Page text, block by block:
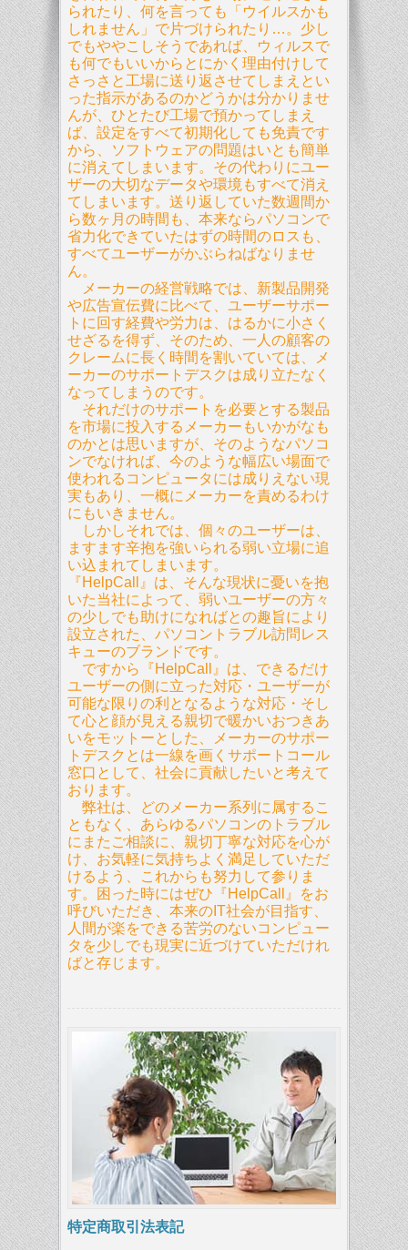
られたり、何を言っても「ウイルスかも
しれません」で片づけられたり…。少し
でもややこしそうであれば、ウィルスで
も何でもいいからとにかく理由付けして
さっさと工場に送り返させてしまえとい
った指示があるのかどうかは分かりませ
んが、ひとたび工場で預かってしまえ
ば、設定をすべて初期化しても免責です
から、ソフトウェアの問題はいとも簡単
に消えてしまいます。その代わりにユー
ザーの大切なデータや環境もすべて消え
てしまいます。送り返していた数週間か
ら数ヶ月の時間も、本来ならパソコンで
省力化できていたはずの時間のロスも、
すべてユーザーがかぶらねばなりませ
ん。
メーカーの経営戦略では、新製品開発
や広告宣伝費に比べて、ユーザーサポー
トに回す経費や労力は、はるかに小さく
せざるを得ず、そのため、一人の顧客の
クレームに長く時間を割いていては、メ
ーカーのサポートデスクは成り立たなく
なってしまうのです。
それだけのサポートを必要とする製品
を市場に投入するメーカーもいかがなも
のかとは思いますが、そのようなパソコ
ンでなければ、今のような幅広い場面で
使われるコンピュータには成りえない現
実もあり、一概にメーカーを責めるわけ
にもいきません。
しかしそれでは、個々のユーザーは、
ますます辛抱を強いられる弱い立場に追
い込まれてしまいます。
『HelpCall』は、そんな現状に憂いを抱
いた当社によって、弱いユーザーの方々
の少しでも助けになればとの趣旨により
設立された、パソコントラブル訪問レス
キューのブランドです。
ですから『HelpCall』は、できるだけ
ユーザーの側に立った対応・ユーザーが
可能な限りの利となるような対応・そし
て心と顔が見える親切で暖かいおつきあ
いをモットーとした、メーカーのサポー
トデスクとは一線を画くサポートコール
窓口として、社会に貢献したいと考えて
おります。
弊社は、どのメーカー系列に属するこ
ともなく、あらゆるパソコンのトラブル
にまたご相談に、親切丁寧な対応を心が
け、お気軽に気持ちよく満足していただ
けるよう、これからも努力して参りま
す。困った時にはぜひ『HelpCall』をお
呼びいただき、本来のIT社会が目指す、
人間が楽をできる苦労のないコンピュー
タを少しでも現実に近づけていただけれ
ばと存じます。
特定商取引法表記